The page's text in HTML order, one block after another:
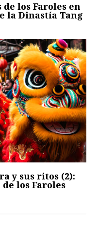
los Faroles en
la Dinastía Tang
y sus ritos (2):
los Faroles